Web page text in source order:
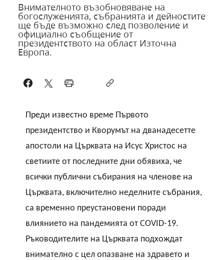
Внимателното възобновяване на
богослуженията, събранията и дейностите
ще бъде възможно след позволение и
официално съобщение от
президентството на област Източна
Европа.
Преди известно време Първото
президентство и Кворумът на дванадесетте
апостоли на Църквата на Исус Христос на
светиите от последните дни обявиха, че
всички публични събирания на членове на
Църквата, включително неделните събрания,
са временно преустановени поради
влиянието на пандемията от COVID-19.
Ръководителите на Църквата подхождат
внимателно с цел опазване на здравето и